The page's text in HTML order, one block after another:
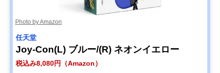
Photo by Amazon
任天堂
Joy-Con(L) ブルー/(R) ネオンイエロー
税込み8,080円（Amazon）